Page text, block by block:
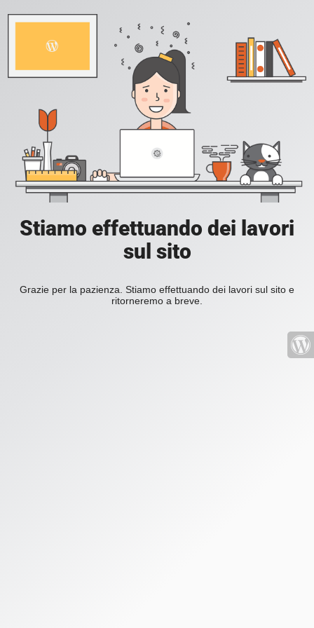
Stiamo effettuando dei lavori
sul sito
Grazie per la pazienza. Stiamo effettuando dei lavori sul sito e
ritorneremo a breve.